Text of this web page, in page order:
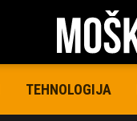
TEHNOLOGIJA